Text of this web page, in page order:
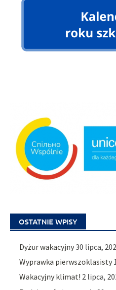
OSTATNIE WPISY
Dyżur wakacyjny30 lipca,
Wyprawka pierwszoklasisty
Wakacyjny klimat! 2 lipca,